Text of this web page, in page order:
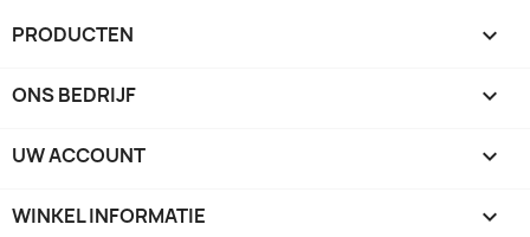
PRODUCTEN 
ONS BEDRIJF 
UW ACCOUNT 
WINKEL INFORMATIE keyboard_arrow_down